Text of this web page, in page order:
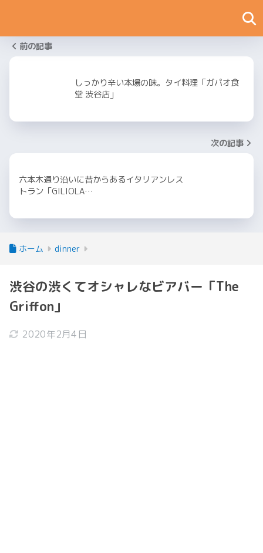
前の記事
しっかり辛い本場の味。タイ料理「ガパオ食
堂 渋谷店」
次の記事
六本木通り沿いに昔からあるイタリアンレス
トラン「GILIOLA…
ホーム dinner
渋谷の渋くてオシャレなビアバー「The
Griffon」
2020年2月4日